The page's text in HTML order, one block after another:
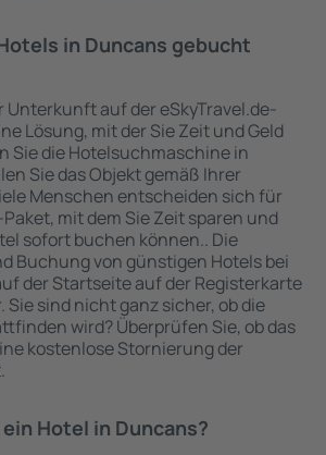
in Duncans gebucht
Unterkunft auf der eSkyTravel.de-
Lösung, mit der Sie Zeit und Geld
Sie die Hotelsuchmaschine in
Sie das Objekt gemäß Ihrer
Menschen entscheiden sich für
mit dem Sie Zeit sparen und
sofort buchen können.. Die
Buchung von günstigen Hotels bei
der Startseite auf der Registerkarte
Sie sind nicht ganz sicher, ob die
wird? Überprüfen Sie, ob das
kostenlose Stornierung der
Hotel in Duncans?